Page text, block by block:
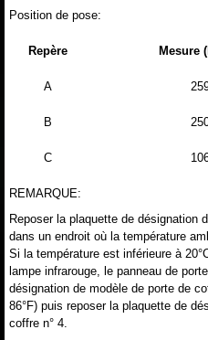
Position de pose:
Repère Mesure
A
B
C
REMARQUE:
Reposer la plaquette de désignation
dans un endroit où la température
Si la température est inférieure à
lampe infrarouge, le panneau de
désignation de modèle de porte de
86°F) puis reposer la plaquette de
coffre n° 4.